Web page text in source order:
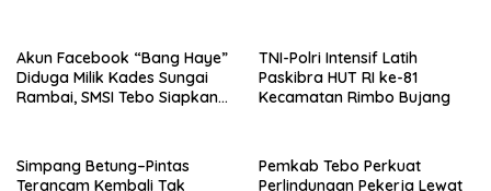
Akun Facebook “Bang Haye”
Diduga Milik Kades Sungai
Rambai, SMSI Tebo Siapkan
TNI-Polri Intensif Latih
Paskibra HUT RI ke-81
Kecamatan Rimbo Bujang
Simpang Betung–Pintas
Terancam Kembali Tak
Pemkab Tebo Perkuat
Perlindungan Pekerja Lewat